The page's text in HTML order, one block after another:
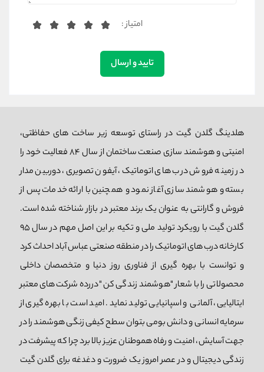
امتیاز :
تایید و ارسال
هلدینگ گلدن گیت در راستای توسعه زیر ساخت های حفاظتی،
امنیتی و هوشمند سازی صنعت ساختمان از سال 84 فعالیت خود را
در زمینه فروش درب های اتوماتیک، آیفون تصویری، دوربین مدار
بسته و هوشمند سازی آغاز نمود و همچنین با ارائه خدمات پس از
فروش و گارانتی به عنوان یک برند معتبر در بازار شناخته شده است.
گلدن گیت با رویکرد تولید ملی و تکیه بر این اصل مهم در سال 95
کارخانه درب های اتوماتیک را در منطقه صنعتی عباس آباد احداث کرد
و توانست با بهره گیری از فناوری روز دنیا و متخصصان داخلی
محصولاتی را با شعار "هوشمند زندگی کن "دررده شرکت های معتبر
ایتالیایی، آلمانی و اسپانیایی تولید نماید. امید است با بهره گیری از
سرمایه انسانی و دانش بومی بتوان سطح کیفی زنگی هوشمند را در
جهت آسایش، امنیت و رفاه هموطنان عزیز بالا برد چرا که پیشرفت در
زندگی دیجیتال و در عصر امروز یک ضرورت و دغدغه برای گلدن گیت